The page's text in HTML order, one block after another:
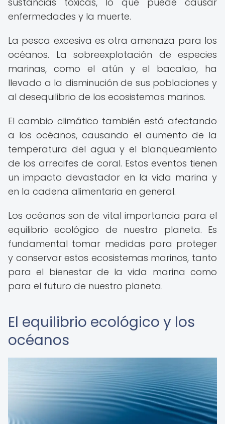
enfermedades y la muerte.
La pesca excesiva es otra amenaza para los
océanos. La sobreexplotación de especies
marinas, como el atún y el bacalao, ha
llevado a la disminución de sus poblaciones y
al desequilibrio de los ecosistemas marinos.
El cambio climático también está afectando
a los océanos, causando el aumento de la
temperatura del agua y el blanqueamiento
de los arrecifes de coral. Estos eventos tienen
un impacto devastador en la vida marina y
en la cadena alimentaria en general.
Los océanos son de vital importancia para el
equilibrio ecológico de nuestro planeta. Es
fundamental tomar medidas para proteger
y conservar estos ecosistemas marinos, tanto
para el bienestar de la vida marina como
para el futuro de nuestro planeta.
El equilibrio ecológico y los
océanos